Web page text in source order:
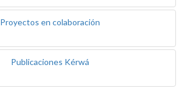
Proyectos en colaboración
Publicaciones Kérwá